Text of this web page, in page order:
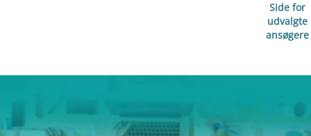
Side for
udvalgte
ansøgere